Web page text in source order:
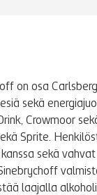
on osa
sekä
Crowmoor
Sprite.
sekä
laajalla